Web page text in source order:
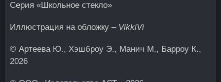
Серия «Школьное стекло»
Иллюстрация на обложку – VikkiVi
© Артеева Ю., Хэшброу Э., Манич М., Барроу К.,
2026